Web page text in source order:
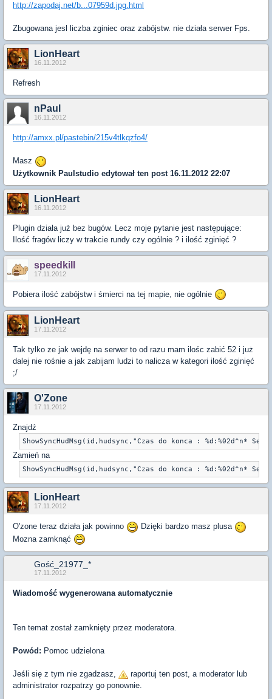
http://zapodaj.net/b...07959d.jpg.html
Zbugowana jesl liczba zginiec oraz zabójstw. nie działa serwer Fps.
LionHeart
16.11.2012
Refresh
nPaul
16.11.2012
http://amxx.pl/pastebin/215v4tlkqzfo4/
Masz
Użytkownik Paulstudio edytował ten post 16.11.2012 22:07
LionHeart
16.11.2012
Plugin działa już bez bugów. Lecz moje pytanie jest następujące:
Ilość fragów liczy w trakcie rundy czy ogólnie ? i ilość zginięć ?
speedkill
17.11.2012
Pobiera ilość zabójstw i śmierci na tej mapie, nie ogólnie
LionHeart
17.11.2012
Tak tylko ze jak wejdę na serwer to od razu mam ilośc zabić 52 i już
dalej nie rośnie a jak zabijam ludzi to nalicza w kategori ilość zginięć
;/
O'Zone
17.11.2012
Znajdź
ShowSyncHudMsg(id,hudsync,"Czas do konca : %d:%02d^n*
Zamień na
ShowSyncHudMsg(id,hudsync,"Czas do konca : %d:%02d^n*
LionHeart
17.11.2012
O'zone teraz działa jak powinno
Dzięki bardzo masz plusa
Mozna zamknąć
Gość_21977_*
17.11.2012
Wiadomość wygenerowana automatycznie
Ten temat został zamknięty przez moderatora.
Powód: Pomoc udzielona
Jeśli się z tym nie zgadzasz,
raportuj ten post, a moderator lub
administrator rozpatrzy go ponownie.